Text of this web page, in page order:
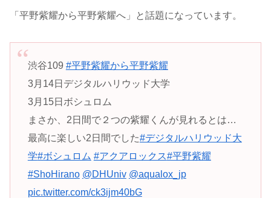
「平野紫耀から平野紫耀へ」と話題になっています。
渋谷109 #平野紫耀から平野紫耀
3月14日デジタルハリウッド大学
3月15日ボシュロム
まさか、2日間で２つの紫耀くんが見れるとは…
最高に楽しい2日間でした#デジタルハリウッド大
学#ボシュロム #アクアロックス#平野紫耀
#ShoHirano @DHUniv @aqualox_jp
pic.twitter.com/ck3ijm40bG